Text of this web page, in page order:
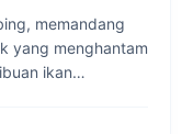
memandang
yang menghantam
ikan